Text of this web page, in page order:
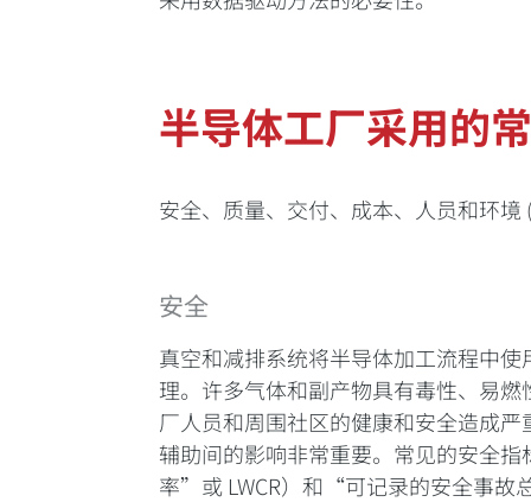
半导体工厂采用的
安全、质量、交付、成本、人员和环境
安全
真空和减排系统将半导体加工流程中
理。许多气体和副产物具有毒性、易
厂人员和周围社区的健康和安全造成
辅助间的影响非常重要。常见的安全
率”或 LWCR）和“可记录的安全事故